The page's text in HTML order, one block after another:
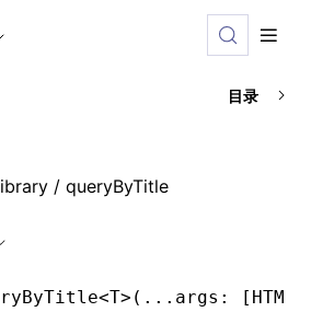
documentation index is
目录
/ queryByTitle
<T>( ... args : [